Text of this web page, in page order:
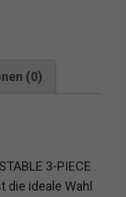
(0)
3-PIECE
die ideale Wahl